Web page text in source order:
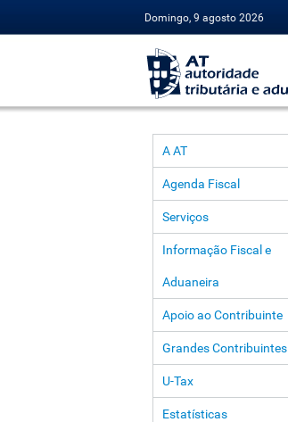
Domingo, 9 agosto 2026
A AT
Agenda Fiscal
Serviços
Informação Fiscal e
Aduaneira
Apoio ao Contribuinte
Grandes Contribuintes
U-Tax
Estatísticas